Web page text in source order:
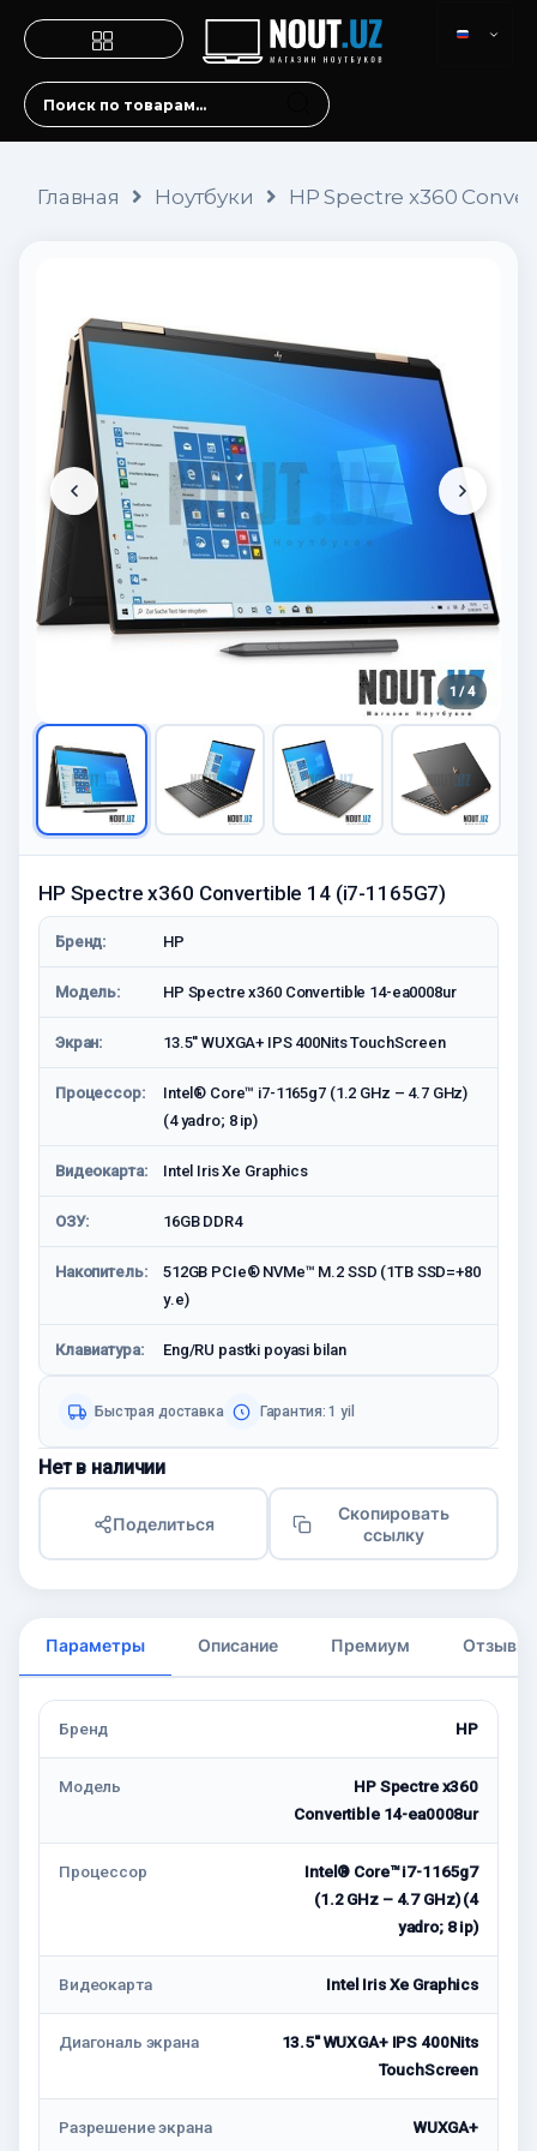
Главная Ноутбуки HP Spectre x360
1 / 4
HP Spectre x360 Convertible 14 (i7-1165G7)
Бренд: HP
Модель: HP Spectre x360 Convertible 14-ea0008ur
Экран: 13.5'' WUXGA+ IPS 400Nits TouchScreen
Процессор:
Intel® Core™ i7-1165g7 (1.2 GHz – 4.7 GHz)
(4 yadro; 8 ip)
Видеокарта: Intel Iris Xe Graphics
ОЗУ: 16GB DDR4
Накопитель:
512GB PCIe® NVMe™ M.2 SSD (1TB SSD=+80
у.е)
Клавиатура: Eng/RU pastki poyasi bilan
Быстрая доставка Гарантия: 1 yil
Нет в наличии
Поделиться
Скопировать
ссылку
Параметры Описание Премиум Отзывы
Бренд HP
Модель
HP Spectre x360
Convertible 14-ea0008ur
Процессор
Intel® Core™ i7-1165g7
(1.2 GHz – 4.7 GHz) (4
yadro; 8 ip)
Видеокарта Intel Iris Xe Graphics
Диагональ экрана
13.5'' WUXGA+ IPS 400Nits
TouchScreen
Разрешение экрана WUXGA+